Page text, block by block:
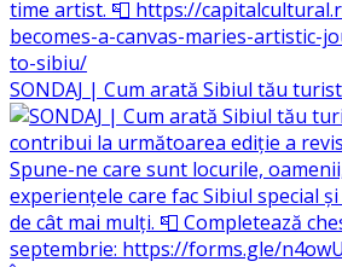
SONDAJ | Cum arată Sibiul tău